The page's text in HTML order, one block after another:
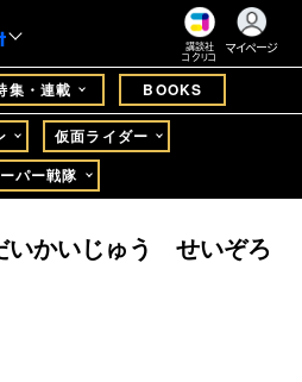
講談社
コクリコ
マイページ
集・連載 BOOKS
仮面ライダー
パー戦隊
かいじゅう せいぞろ